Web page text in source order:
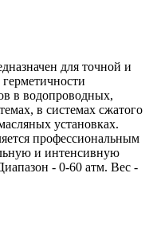
для точной и
в водопроводных,
в системах сжатого
установках.
профессиональным
и интенсивную
- 0-60 атм. Вес -